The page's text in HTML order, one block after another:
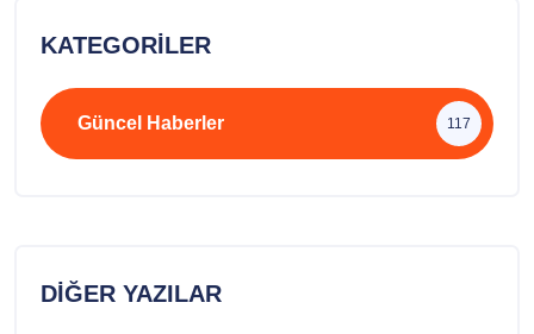
KATEGORILER
Güncel Haberler 117
DIĞER YAZILAR